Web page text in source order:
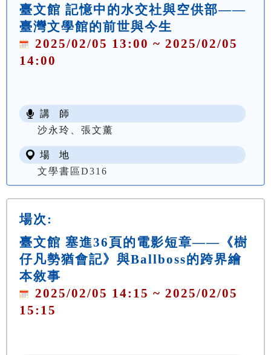
臺文館 記憶中的水交社與空供部——
臺灣文學館的前世與今生
2025/02/05 13:00 ~ 2025/02/05
14:00
講 師
沙永玲、張文薰
場 地
文學書區D316
場次:
臺文館 塞進36頁的電影短章——《樹
仔凡勢猶會記》與Ballboss的跨界繪
本敘事
2025/02/05 14:15 ~ 2025/02/05
15:15